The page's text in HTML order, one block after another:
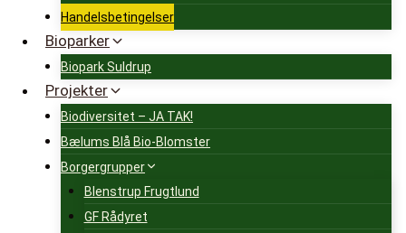
Handelsbetingelser
Bioparker
Biopark Suldrup
Projekter
Biodiversitet – JA TAK!
Bælums Blå Bio-Blomster
Borgergrupper
Blenstrup Frugtlund
GF Rådyret